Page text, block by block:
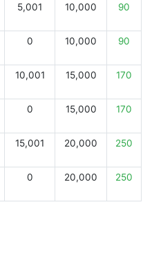
5,001 10,000 90
0 10,000 90
10,001 15,000 170
0 15,000 170
15,001 20,000 250
0 20,000 250